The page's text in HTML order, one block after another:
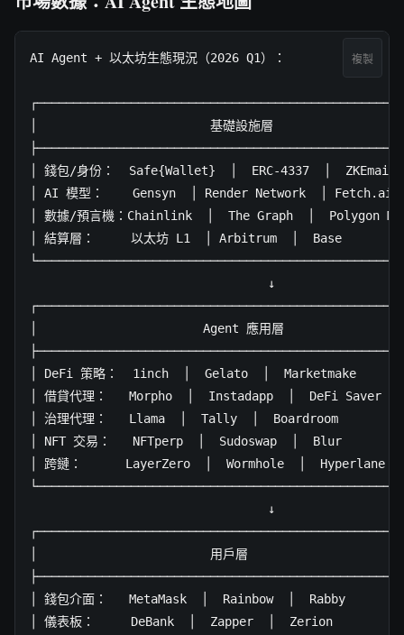
AI Agent + 以太坊生態現況（2026 Q1）：
│                        基礎設施層
│ 錢包/身份：  Safe{Wallet}  │  ERC-4337  │
│ AI 模型：    Gensyn  │ Render Network  │
│ 數據/預言機：Chainlink  │  The Graph  │
│ 結算層：     以太坊 L1  │ Arbitrum  │  Base
                                 ↓
│                       Agent 應用層
│ DeFi 策略：  1inch  │  Gelato  │
│ 借貸代理：   Morpho  │  Instadapp  │  DeFi
│ 治理代理：   Llama  │  Tally  │  Boardroom
│ NFT 交易：   NFTperp  │  Sudoswap  │  Blur
│ 跨鏈：      LayerZero  │  Wormhole  │
                                 ↓
│                        用戶層
│ 錢包介面：   MetaMask  │  Rainbow  │
│ 儀表板：     DeBank  │  Zapper  │  Zerion
複製